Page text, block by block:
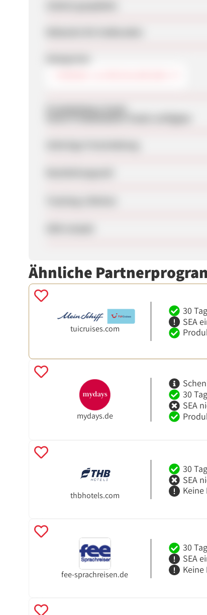
Produktdaten-Feeds
Ähnliche
tuicruises.com
30
SEA
mydays.de
30
SEA
thbhotels.com
30
SEA
fee-sprachreisen.de
30
SEA